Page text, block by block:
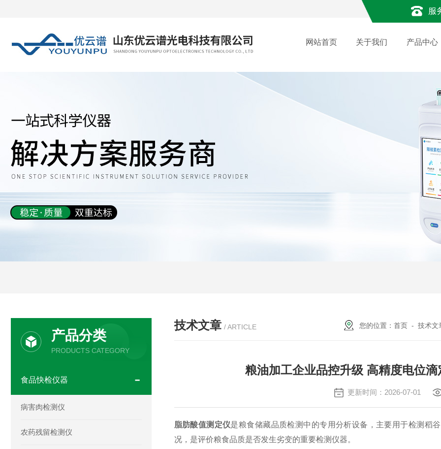
服
网站首页 关于我们 产品中心
技术文章 / ARTICLE 您的位置： 首页 - 技术文
粮油加工企业品控升级 高精度电位
更新时间：2026-07-01
脂肪酸值测定仪是粮食储藏品质检测中的专用分析设备，主要用于检测稻
况，是评价粮食品质是否发生劣变的重要检测仪器。
产品分类
PRODUCTS CATEGORY
食品快检仪器
病害肉检测仪
农药残留检测仪